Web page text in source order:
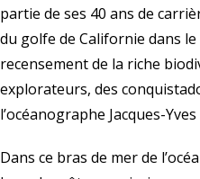
partie de ses 40 ans de
du golfe de Californie dans le
recensement de la riche
explorateurs, des
l’océanographe Jacques-
Dans ce bras de mer de